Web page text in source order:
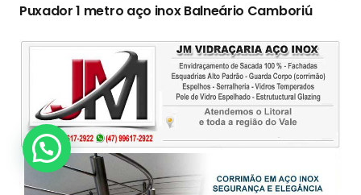
Puxador 1 metro aço inox Balneário Camboriú
Clique Aqui!